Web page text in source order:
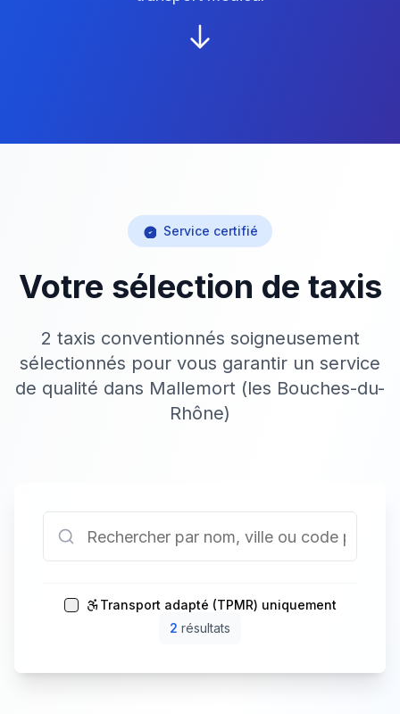
Service certifié
Votre sélection de taxis
2 taxis conventionnés soigneusement
sélectionnés pour vous garantir un service
de qualité dans Mallemort (les Bouches-du-
Rhône)
Transport adapté (TPMR) uniquement
2 résultats